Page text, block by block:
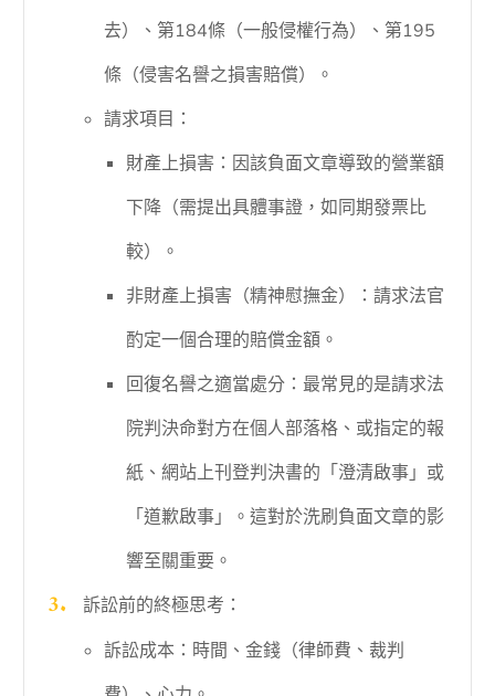
去）、第184條（一般侵權行為）、第195
條（侵害名譽之損害賠償）。
請求項目：
財產上損害：因該負面文章導致的營業額
下降（需提出具體事證，如同期發票比
較）。
非財產上損害（精神慰撫金）：請求法官
酌定一個合理的賠償金額。
回復名譽之適當處分：最常見的是請求法
院判決命對方在個人部落格、或指定的報
紙、網站上刊登判決書的「澄清啟事」或
「道歉啟事」。這對於洗刷負面文章的影
響至關重要。
訴訟前的終極思考：
訴訟成本：時間、金錢（律師費、裁判